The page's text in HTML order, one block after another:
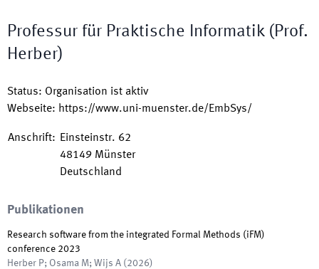
Professur für Praktische Informatik (Prof.
Herber)
Status: Organisation ist aktiv
Webseite: https://www.uni-muenster.de/EmbSys/
Anschrift: Einsteinstr. 62
48149 Münster
Deutschland
Publikationen
Research software from the integrated Formal Methods (iFM)
conference 2023
Herber P; Osama M; Wijs A ( 2026)